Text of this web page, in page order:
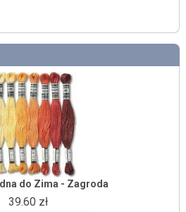
do Zima - Zagroda
39.60 zł